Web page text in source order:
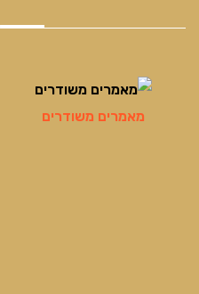
מאמרים משודרים